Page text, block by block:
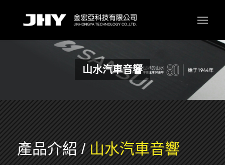
山水汽車音響
產品介紹/山水汽車音響